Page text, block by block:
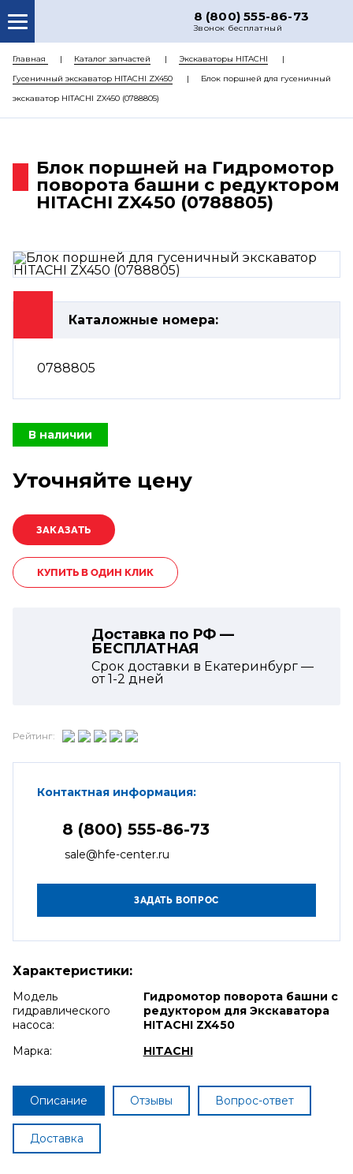
8 (800) 555-86-73
Звонок бесплатный
О НАС
КАТАЛОГ ЗАПЧАСТЕЙ
РЕМОНТ
ЦЕНЫ
КОНТАКТЫ
Главная Каталог запчастей
Экскаваторы HITACHI
Гусеничный экскаватор HITACHI ZX450
Блок поршней для гусеничный
экскаватор HITACHI ZX450 (0788805)
Блок поршней на Гидромотор
поворота башни с редуктором
HITACHI ZX450 (0788805)
Каталожные номера:
0788805
В наличии
Уточняйте цену
КУПИТЬ В ОДИН КЛИК
Доставка по РФ —
БЕСПЛАТНАЯ
Срок доставки в Екатеринбург —
от1-2 дней
Рейтинг:
Контактная информация:
8 (800) 555-86-73
sale@hfe-center.ru
Характеристики:
Модель
гидравлического
насоса:
Гидромотор поворота башни с
редуктором для Экскаватора
HITACHI ZX450
Марка:
HITACHI
Описание Отзывы Вопрос-ответ
Доставка